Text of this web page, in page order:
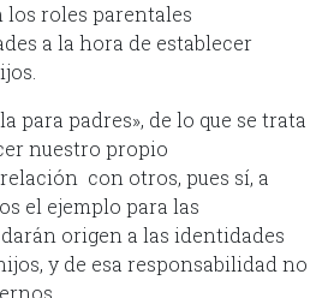
los roles parentales
a la hora de establecer
para padres», de lo que se trata
nuestro propio
con otros, pues sí, a
el ejemplo para las
origen a las identidades
y de esa responsabilidad no